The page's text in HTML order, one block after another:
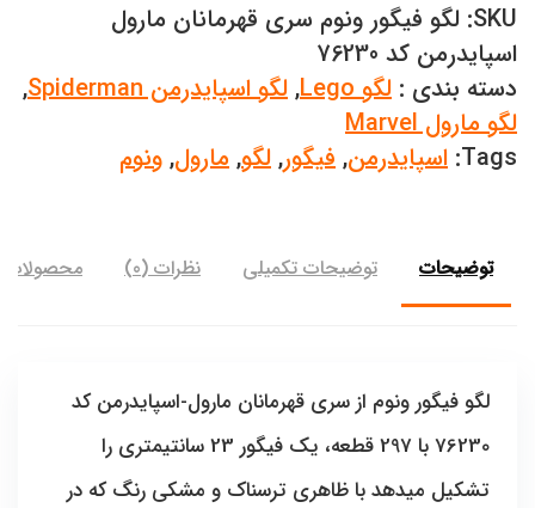
SKU: لگو فیگور ونوم سری قهرمانان مارول
اسپایدرمن کد 76230
دسته بندی : لگو Lego ,لگو اسپایدرمن Spiderman
,
لگو مارول Marvel
Tags: اسپایدرمن,فیگور,لگو,مارول,ونوم
توضیحات توضیحات تکمیلی نظرات (0) محصولات
لگو فیگور ونوم از سری قهرمانان مارول-اسپایدرمن کد
76230 با 297 قطعه، یک فیگور 23 سانتیمتری را
تشکیل میدهد با ظاهری ترسناک و مشکی رنگ که در